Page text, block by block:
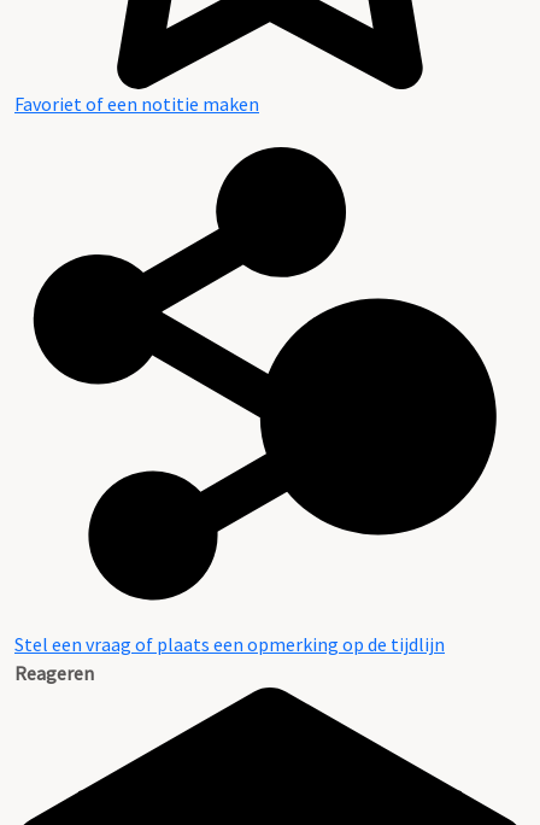
Favoriet of een notitie maken
Stel een vraag of plaats een opmerking op de tijdlijn
Reageren